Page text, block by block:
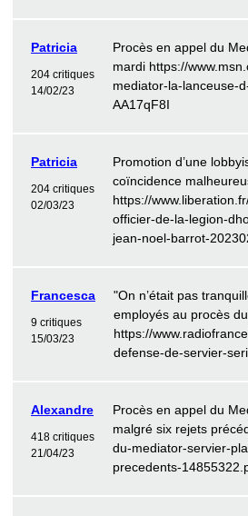
Patricia
204 critiques
14/02/23
Procès en appel du
mardi https://
mediator-la-lanceuse-
AA17qF8I
Patricia
204 critiques
02/03/23
Promotion d’une
coïncidence
https://
officier-de-la-legion-
jean-noel-barrot-
Francesca
9 critiques
15/03/23
"On n’était pas
employés au procès
https://
defense-de-servier-
Alexandre
418 critiques
21/04/23
Procès en appel du
malgré six rejets
du-mediator-servier-
precedents-